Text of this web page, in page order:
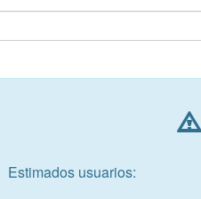
Estimados usuarios: